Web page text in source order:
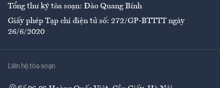
Tổng thư ký tòa soạn: Đào Quang Bính
Giấy phép Tạp chí điện tử số: 272/GP-BTTTT ngày
26/6/2020
Liên hệ tòa soạn